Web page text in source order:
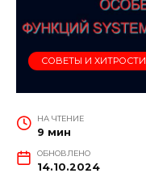
СОВЕТЫ И ХИТРОСТИ
НА ЧТЕНИЕ
9 мин
ОБНОВЛЕНО
14.10.2024